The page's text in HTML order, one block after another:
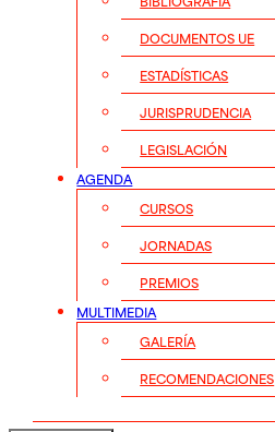
DOCUMENTOS UE
ESTADÍSTICAS
JURISPRUDENCIA
LEGISLACIÓN
AGENDA
CURSOS
JORNADAS
PREMIOS
MULTIMEDIA
GALERÍA
RECOMENDACIONES